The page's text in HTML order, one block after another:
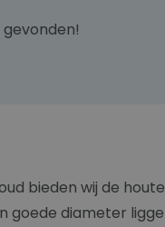
bieden wij de
diameter